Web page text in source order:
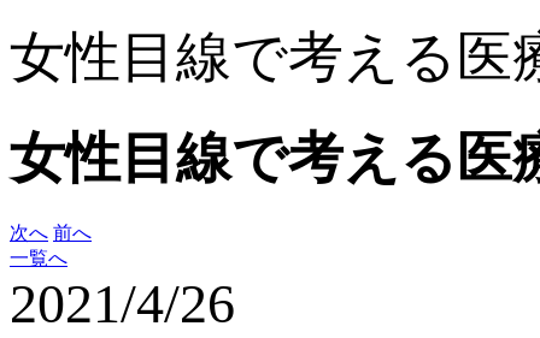
女性目線で考える医
女性目線で考える医
次へ 前へ
一覧へ
2021/4/26